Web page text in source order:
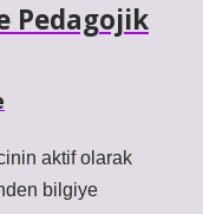
Pedagojik
aktif olarak
bilgiye